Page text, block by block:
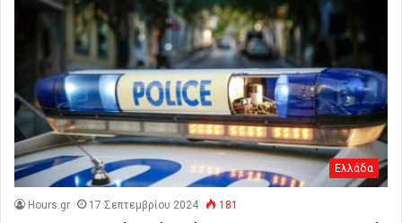
Ελλάδα
Hours.gr 17 Σεπτεμβρίου 2024 181